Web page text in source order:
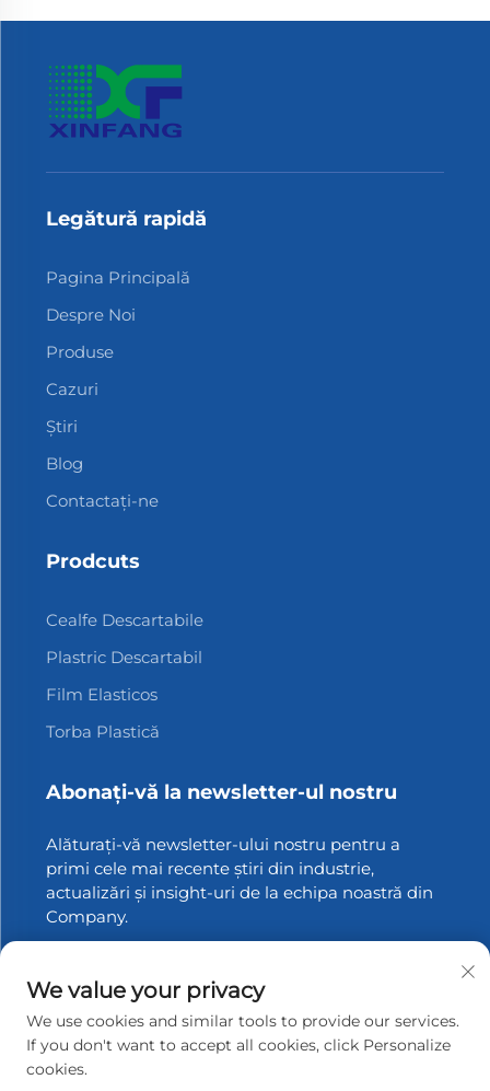
Legătură rapidă
Pagina Principală
Despre Noi
Produse
Cazuri
Știri
Blog
Contactați-ne
Prodcuts
Cealfe Descartabile
Plastric Descartabil
Film Elasticos
Torba Plastică
Abonați-vă la newsletter-ul nostru
Alăturați-vă newsletter-ului nostru pentru a
primi cele mai recente știri din industrie,
actualizări și insight-uri de la echipa noastră din
Company.
Drepturi de autor © 2025 Zhangjiagang Xinfang Packaging
We value your privacy
We use cookies and similar tools to provide our services.
If you don't want to accept all cookies, click Personalize
cookies.